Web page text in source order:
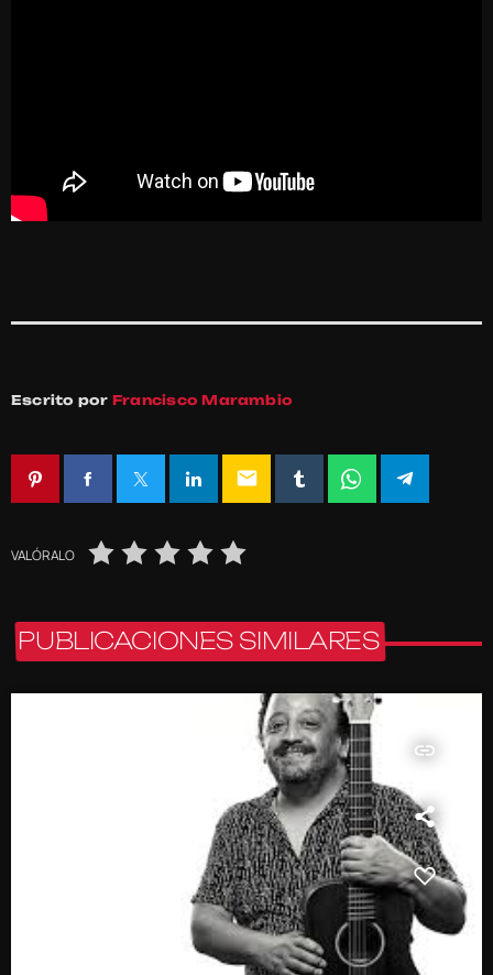
Escrito por Francisco Marambio
email
VALÓRALO
PUBLICACIONES SIMILARES
insert_link